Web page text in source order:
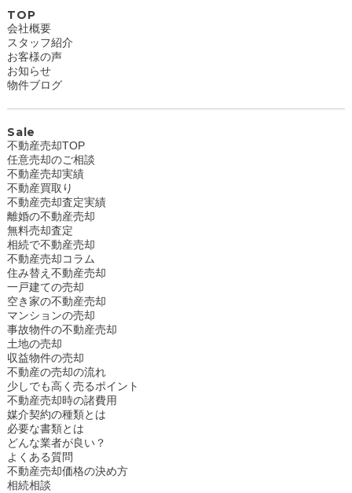
TOP
会社概要
スタッフ紹介
お客様の声
お知らせ
物件ブログ
Sale
不動産売却TOP
任意売却のご相談
不動産売却実績
不動産買取り
不動産売却査定実績
離婚の不動産売却
無料売却査定
相続で不動産売却
不動産売却コラム
住み替え不動産売却
一戸建ての売却
空き家の不動産売却
マンションの売却
事故物件の不動産売却
土地の売却
収益物件の売却
不動産の売却の流れ
少しでも高く売るポイント
不動産売却時の諸費用
媒介契約の種類とは
必要な書類とは
どんな業者が良い？
よくある質問
不動産売却価格の決め方
相続相談